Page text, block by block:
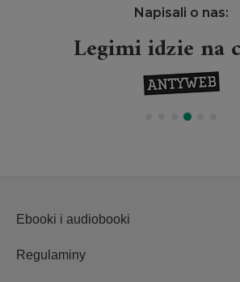
Napisali o nas:
Legimi idzie na
Ebooki i audiobooki
Regulaminy